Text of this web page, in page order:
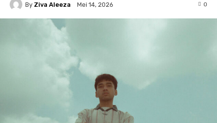
By Ziva Aleeza Mei 14, 2026 0